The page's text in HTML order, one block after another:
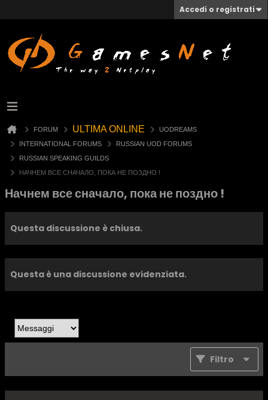
Accedi o registrati
FORUM ULTIMA ONLINE
UODREAMS
INTERNATIONAL FORUMS
RUSSIAN UOD FORUMS
RUSSIAN SPEAKING GUILDS
НАЧНЕМ ВСЕ СНАЧАЛО, ПОКА НЕ ПОЗДНО !
Начнем все сначало, пока не поздно !
Questa discussione è chiusa.
Questa è una discussione evidenziata.
Filtro